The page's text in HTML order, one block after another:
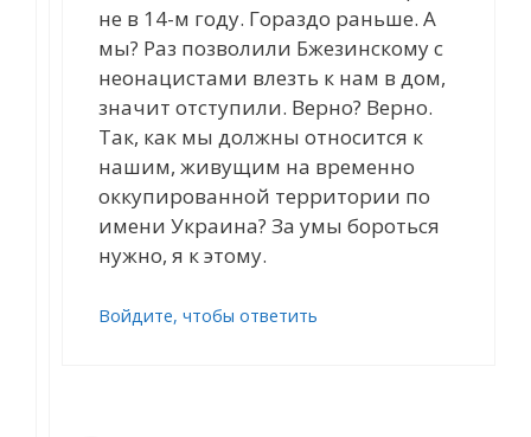
не в 14-м году. Гораздо раньше. А
мы? Раз позволили Бжезинскому с
неонацистами влезть к нам в дом,
значит отступили. Верно? Верно.
Так, как мы должны относится к
нашим, живущим на временно
оккупированной территории по
имени Украина? За умы бороться
нужно, я к этому.
Войдите, чтобы ответить